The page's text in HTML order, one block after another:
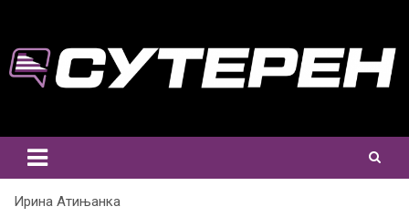
content
Ирина Атињанка